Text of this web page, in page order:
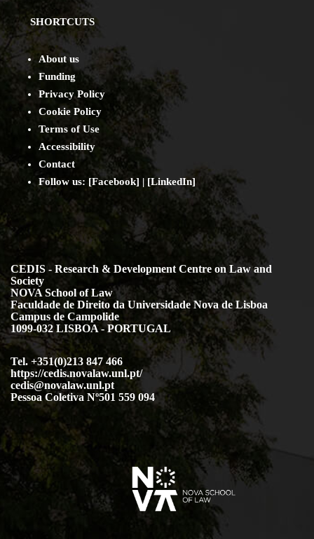
SHORTCUTS
About us
Funding
Privacy Policy
Cookie Policy
Terms of Use
Accessibility
Contact
Follow us: [Facebook] | [LinkedIn]
CEDIS - Research & Development Centre on Law and
Society
NOVA School of Law
Faculdade de Direito da Universidade Nova de Lisboa
Campus de Campolide
1099-032 LISBOA - PORTUGAL
Tel. +351(0)213 847 466
https://cedis.novalaw.unl.pt/
cedis@novalaw.unl.pt
Pessoa Coletiva Nº501 559 094